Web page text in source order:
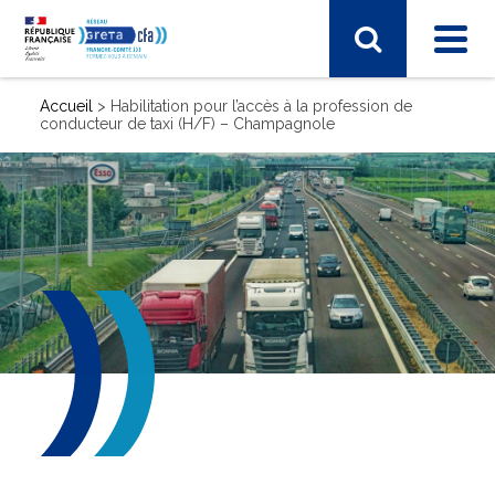
SECTEUR D'ACTIVITÉ
Electronique, informatique, télécomunication
Energie, électricité
Industrie, matières premières
Santé, social, sécurité
Sciences humaines, langues, pédagogie, information
communication
Sport, hôtellerie, restauration, tourisme
Vie et gestion des organisations
Transport – Logistique
Accueil > Habilitation pour l’accès à la profession de
conducteur de taxi (H/F) – Champagnole